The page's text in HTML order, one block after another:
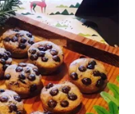
現在小米收成前，
米承載著部落的文
紛紛改種其他經濟
作，積極保存小米
至平地的新來義部
知識的流失，數年